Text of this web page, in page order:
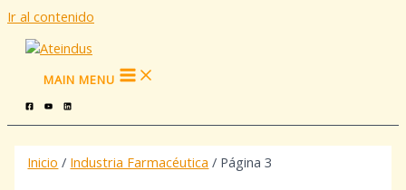
Ir al contenido
MAIN MENU
Inicio / Industria Farmacéutica / Página 3